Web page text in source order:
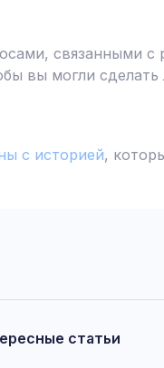
связанными с
вы могли сделать
с историей,
статьи